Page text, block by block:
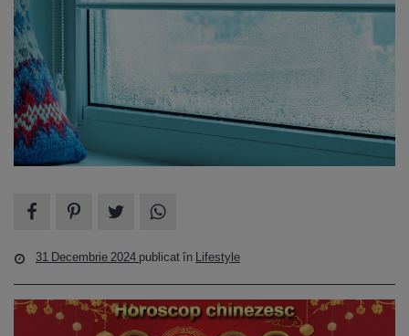
31 Decembrie 2024 publicat în Lifestyle